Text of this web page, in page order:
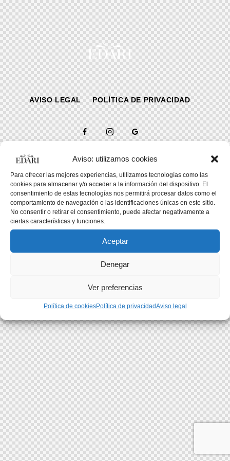
Aviso: utilizamos cookies
Para ofrecer las mejores experiencias, utilizamos tecnologías como las
cookies para almacenar y/o acceder a la información del dispositivo. El
consentimiento de estas tecnologías nos permitirá procesar datos como el
comportamiento de navegación o las identificaciones únicas en este sitio.
No consentir o retirar el consentimiento, puede afectar negativamente a
ciertas características y funciones.
Aceptar
Denegar
Ver preferencias
Política de cookiesPolítica de privacidadAviso legal
AVISO LEGAL POLÍTICA DE PRIVACIDAD
Edari © {{Y}}. Todos los derechos reservados.